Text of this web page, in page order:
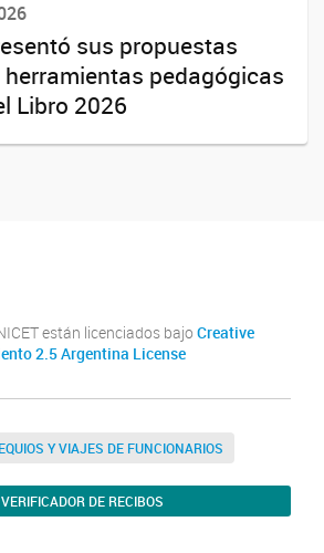
sus propuestas
pedagógicas
Libro 2026
están licenciados bajo Creative
2.5 Argentina License
Y VIAJES DE FUNCIONARIOS
DE RECIBOS